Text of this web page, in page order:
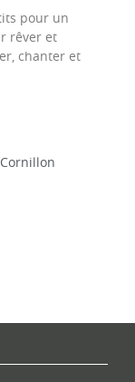
pour un
rêver et
chanter et